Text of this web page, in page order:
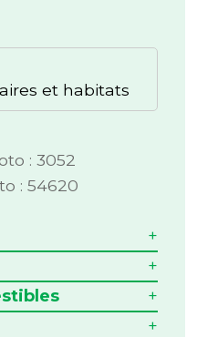
et habitats
: 3052
: 54620